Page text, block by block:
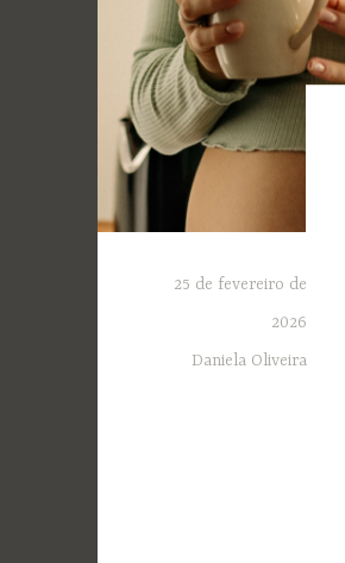
25 de fevereiro de
2026
Daniela Oliveira